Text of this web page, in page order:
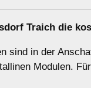
Traich die
sind in der
Modulen.